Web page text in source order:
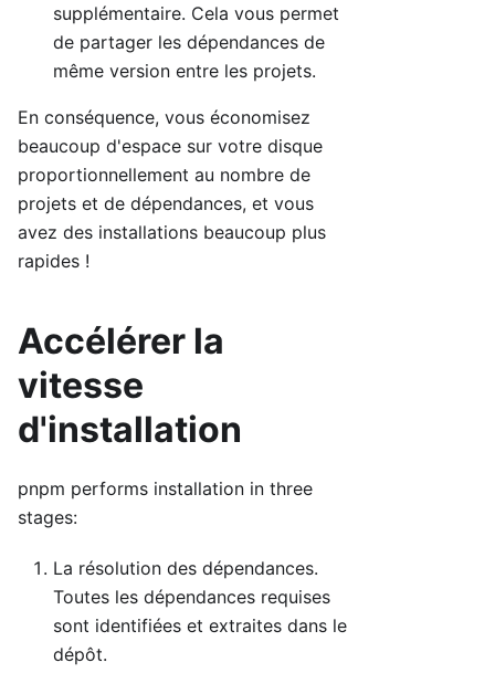
supplémentaire. Cela vous permet
de partager les dépendances de
même version entre les projets.
En conséquence, vous économisez
beaucoup d'espace sur votre disque
proportionnellement au nombre de
projets et de dépendances, et vous
avez des installations beaucoup plus
rapides !
Accélérer la
vitesse
d'installation
pnpm performs installation in three
stages:
La résolution des dépendances.
Toutes les dépendances requises
sont identifiées et extraites dans le
dépôt.